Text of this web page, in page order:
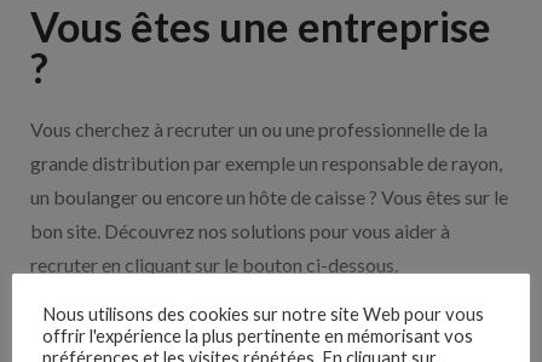
Vous êtes une entreprise
?
Vous cherchez à recruter un ou une professionnelle de la
grande distribution par exemple un responsable de rayon,
un boulanger ou encore un hôte de caisse ? Vous êtes sur le
bon site. Découvrez nos solutions pour vous aider à
recruter en cliquant sur le bouton ci-dessous.
Nos solutions entreprises
Nous utilisons des cookies sur notre site Web pour vous
offrir l'expérience la plus pertinente en mémorisant vos
préférences et les visites répétées. En cliquant sur